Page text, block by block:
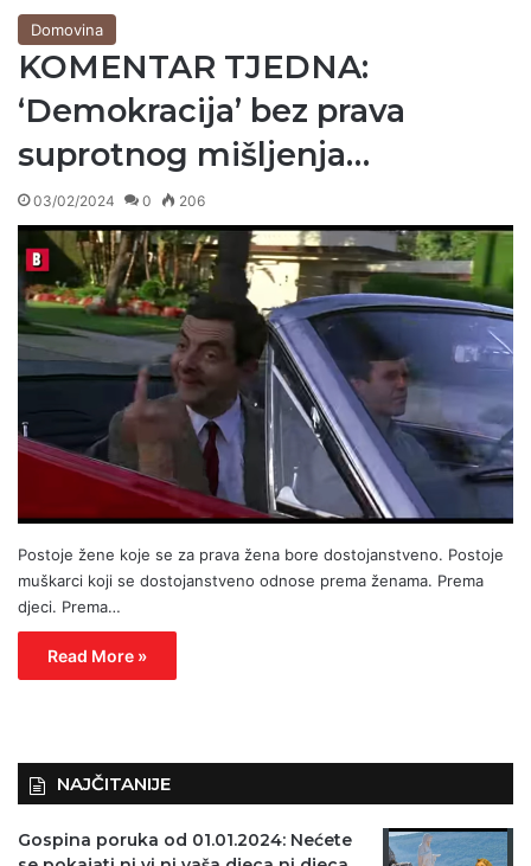
Domovina
KOMENTAR TJEDNA:
‘Demokracija’ bez prava
suprotnog mišljenja…
03/02/2024 0 206
Postoje žene koje se za prava žena bore dostojanstveno. Postoje
muškarci koji se dostojanstveno odnose prema ženama. Prema
djeci. Prema…
Read More »
NAJČITANIJE
Gospina poruka od 01.01.2024: Nećete